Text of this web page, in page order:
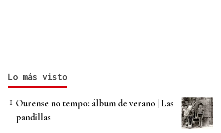
Lo más visto
Ourense no tempo: álbum de verano | Las
pandillas